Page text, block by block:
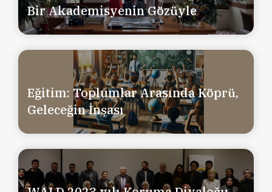
Bir Akademisyenin Gözüyle
Eğitim: Toplumlar Arasında Köprü,
Geleceğin İnşası